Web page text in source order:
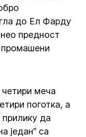
до Ел Фарду
предност
меча
поготка, а
да
један” са